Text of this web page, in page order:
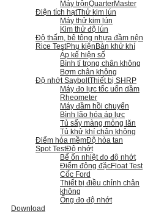
Máy trộnQuarterMaster
Điện tích hạtThử kim lún
Máy thử kim lún
Kim thử độ lún
Độ thấm, bê tông nhựa đầm nện
Rice TestPhụ kiện Bàn khử khí
Áp kế hiện số
Bình tỉ trọng chân không
Bơm chân không
Độ nhớt SayboltThiết bị SHRP
Máy đo lực tốc uốn dầm
Rheometer
Máy đầm hồi chuyển
Bình lão hóa áp lực
Tủ sấy màng mỏng lăn
Tủ khử khí chân không
Điểm hóa mềmĐộ hòa tan
Spot TestĐộ nhớt
Bể ổn nhiệt đo độ nhớt
Điểm đông đặcFloat Test
Cốc Ford
Thiết bị điều chỉnh chân
không
Ống đo độ nhớt
Download